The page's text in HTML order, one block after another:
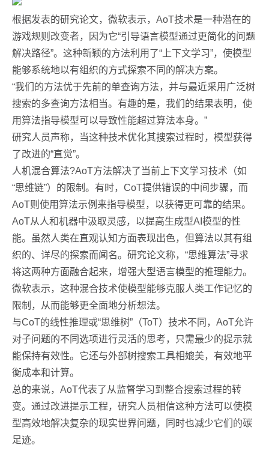
根据发表的研究论文，微软表示，AoT技术是一种潜在的
游戏规则改变者，因为它“引导语言模型通过更简化的问题
解决路径”。这种新颖的方法利用了“上下文学习”，使模型
能够系统地以有组织的方式探索不同的解决方案。
“我们的方法优于先前的单查询方法，并与最近采用广泛树
搜索的多查询方法相当。有趣的是，我们的结果表明，使
用算法指导模型可以导致性能超过算法本身。”
研究人员声称，当这种技术优化其搜索过程时，模型获得
了改进的“直觉”。
人机混合算法?AoT方法解决了当前上下文学习技术（如
“思维链”）的限制。有时，CoT提供错误的中间步骤，而
AoT则使用算法示例来指导模型，以获得更可靠的结果。
AoT从人和机器中汲取灵感，以提高生成型AI模型的性
能。虽然人类在直观认知方面表现出色，但算法以其有组
织的、详尽的探索而闻名。研究论文称，“思维算法”寻求
将这两种方面融合起来，增强大型语言模型的推理能力。
微软表示，这种混合技术使模型能够克服人类工作记忆的
限制，从而能够更全面地分析想法。
与CoT的线性推理或“思维树”（ToT）技术不同，AoT允许
对子问题的不同选项进行灵活的思考，只需最少的提示就
能保持有效性。它还与外部树搜索工具相媲美，有效地平
衡成本和计算。
总的来说，AoT代表了从监督学习到整合搜索过程的转
变。通过改进提示工程，研究人员相信这种方法可以使模
型高效地解决复杂的现实世界问题，同时也减少它们的碳
足迹。